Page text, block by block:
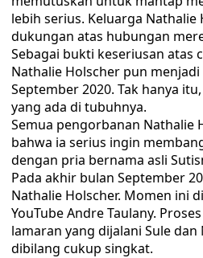
lebih serius. Keluarga
dukungan atas hubungan
Sebagai bukti keseriusan atas
Nathalie Holscher pun
September 2020. Tak hanya
yang ada di tubuhnya.
Semua pengorbanan Nathalie
bahwa ia serius ingin
dengan pria bernama asli
Pada akhir bulan September
Nathalie Holscher. Momen ini
YouTube Andre Taulany.
lamaran yang dijalani Sule
dibilang cukup singkat.